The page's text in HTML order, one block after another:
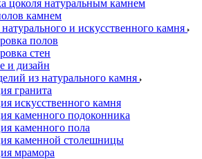
цоколя натуральным камнем
камнем
и искусственного камня
полов
стен
и дизайн
из натурального камня
гранита
искусственного камня
каменного подоконника
каменного пола
каменной столешницы
мрамора